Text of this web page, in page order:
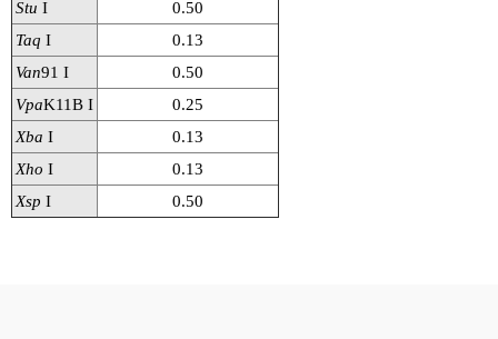
Stu I
0.50
Taq I
0.13
Van91 I
0.50
VpaK11B I
0.25
Xba I
0.13
Xho I
0.13
Xsp I 0.50